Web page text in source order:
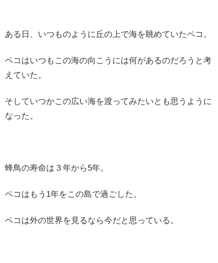
ある日、いつものように丘の上で海を眺めていたペコ。
ペコはいつもこの海の向こうには何があるのだろうと考
えていた。
そしていつかこの広い海を渡ってみたいとも思うように
なった。
蜂鳥の寿命は３年から5年。
ペコはもう1年をこの島で過ごした。
ペコは外の世界を見るなら今だと思っている。